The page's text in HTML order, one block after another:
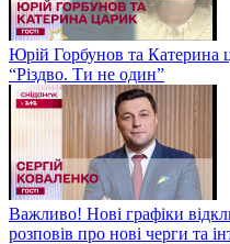
Юрій Горбунов та Катерина
“Різдво. Ти не один”
Важливо! Нові графіки
розповів про нові черги та